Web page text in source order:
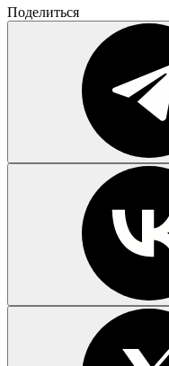
Поделиться